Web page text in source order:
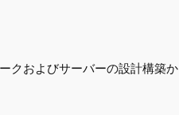
クおよびサーバーの設計構築か